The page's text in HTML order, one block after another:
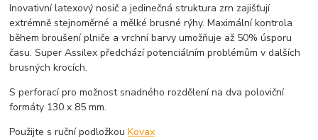
Inovativní latexový nosič a jedinečná struktura zrn zajišťují
extrémně stejnoměrné a mělké brusné rýhy. Maximální kontrola
během broušení plniče a vrchní barvy umožňuje až 50% úsporu
času. Super Assilex předchází potenciálním problémům v dalších
brusných krocích.
S perforací pro možnost snadného rozdělení na dva poloviční
formáty 130 x 85 mm.
Použijte s ruční podložkouKovax